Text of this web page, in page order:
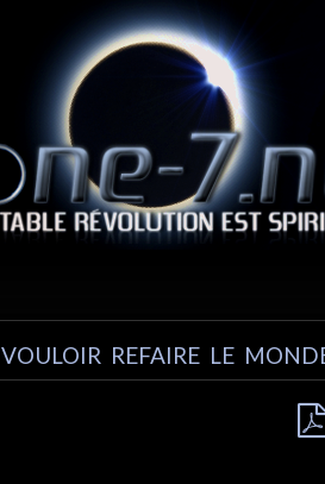
VOULOIR REFAIRE LE